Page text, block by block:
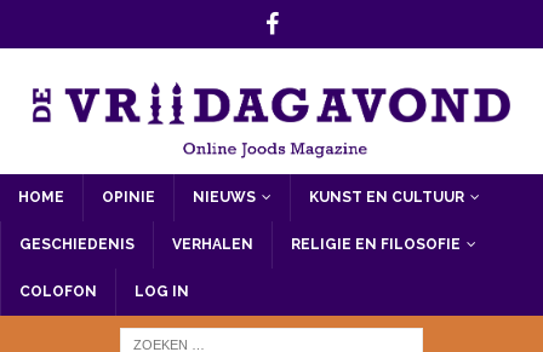
HOME OPINIE NIEUWS KUNST EN CULTUUR
GESCHIEDENIS VERHALEN RELIGIE EN FILOSOFIE
COLOFON LOG IN